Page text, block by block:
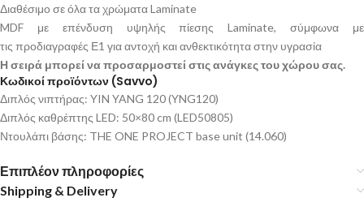
Διαθέσιμο σε όλα τα χρώματα Laminate
MDF με επένδυση υψηλής πίεσης Laminate, σύμφωνα με
τις προδιαγραφές Ε1 για αντοχή και ανθεκτικότητα στην υγρασία
Η σειρά μπορεί να προσαρμοστεί στις ανάγκες του χώρου σας.
Κωδικοί προϊόντων (Savvo)
Διπλός νιπτήρας: YIN YANG 120 (YNG120)
Διπλός καθρέπτης LED: 50×80 cm (LED50805)
Ντουλάπι βάσης: THE ONE PROJECT base unit (14.060)
Επιπλέον πληροφορίες
Shipping & Delivery